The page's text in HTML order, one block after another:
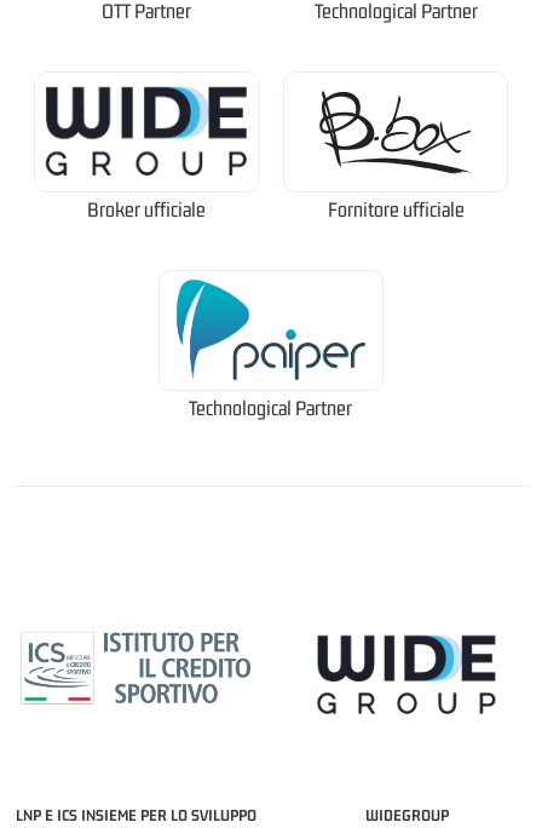
OTT Partner Technological Partner
Broker ufficiale Fornitore ufficiale
Technological Partner
LNP E ICS INSIEME PER LO SVILUPPO
WIDEGROUP